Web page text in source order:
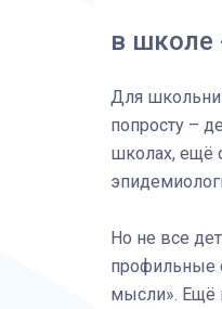
в школе
Для
попросту –
школах, ещё
Но не все
профильные
мысли». Ещё